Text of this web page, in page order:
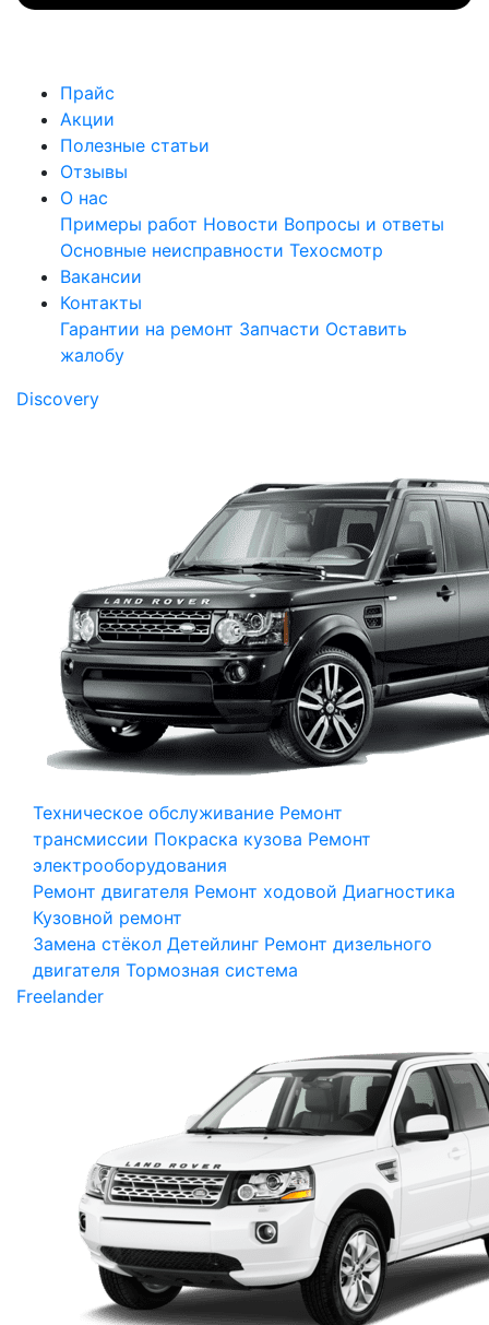
Прайс
Акции
Полезные статьи
Отзывы
О нас
Примеры работ Новости Вопросы и ответы
Основные неисправности Техосмотр
Вакансии
Контакты
Гарантии на ремонт Запчасти Оставить
жалобу
Discovery
Техническое обслуживание Ремонт
трансмиссии Покраска кузова Ремонт
электрооборудования
Ремонт двигателя Ремонт ходовой Диагностика
Кузовной ремонт
Замена стёкол Детейлинг Ремонт дизельного
двигателя Тормозная система
Freelander